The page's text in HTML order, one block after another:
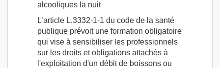
alcooliques la nuit
L’article L.3332-1-1 du code de la santé
publique prévoit une formation obligatoire
qui vise à sensibiliser les professionnels
sur les droits et obligations attachés à
l'exploitation d'un débit de boissons ou